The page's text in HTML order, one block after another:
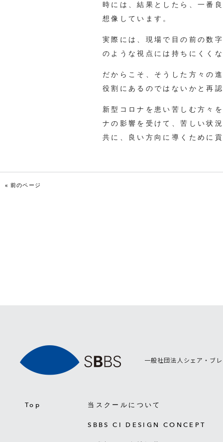
時には、結果としたら、一番
想像しています。
実際には、現場で目の前の数
のような視点には持ちにくく
だからこそ、そうした方々の
役割にあるのではないかと再
新型コロナを患い苦しむ方々
ナの影響を受けて、苦しい状
共に、良い方向に導くために
« 前のページ
一般社団法人シェア・ブ
Top 当スクールについて
SBBS CI DESIGN CONCEPT